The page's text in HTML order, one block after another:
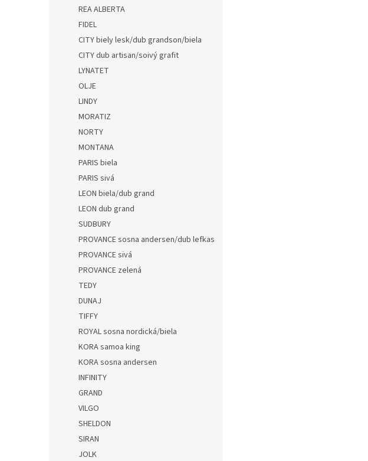
REA ALBERTA
FIDEL
CITY biely lesk/dub grandson/biela
CITY dub artisan/soivý grafit
LYNATET
OLJE
LINDY
MORATIZ
NORTY
MONTANA
PARIS biela
PARIS sivá
LEON biela/dub grand
LEON dub grand
SUDBURY
PROVANCE sosna andersen/dub lefkas
PROVANCE sivá
PROVANCE zelená
TEDY
DUNAJ
TIFFY
ROYAL sosna nordická/biela
KORA samoa king
KORA sosna andersen
INFINITY
GRAND
VILGO
SHELDON
SIRAN
JOLK